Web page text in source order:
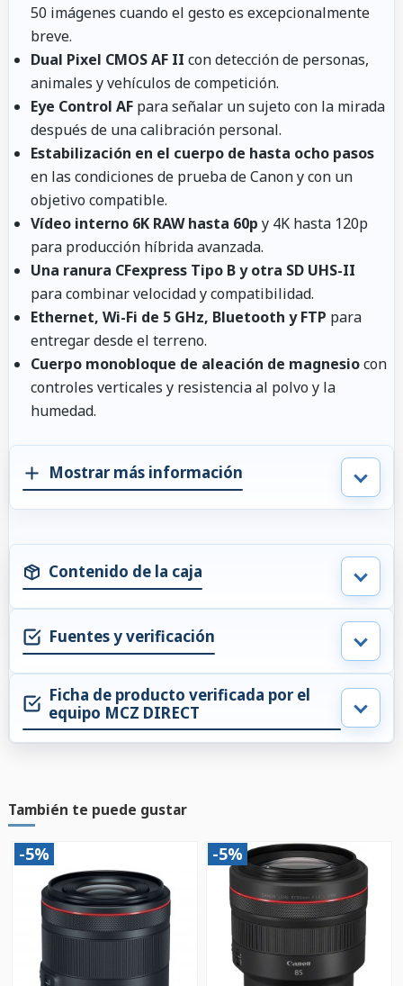
50 imágenes cuando el gesto es excepcionalmente
breve.
Dual Pixel CMOS AF II con detección de personas,
animales y vehículos de competición.
Eye Control AF para señalar un sujeto con la mirada
después de una calibración personal.
Estabilización en el cuerpo de hasta ocho pasos
en las condiciones de prueba de Canon y con un
objetivo compatible.
Vídeo interno 6K RAW hasta 60p y 4K hasta 120p
para producción híbrida avanzada.
Una ranura CFexpress Tipo B y otra SD UHS-II
para combinar velocidad y compatibilidad.
Ethernet, Wi-Fi de 5 GHz, Bluetooth y FTP para
entregar desde el terreno.
Cuerpo monobloque de aleación de magnesiocon
controles verticales y resistencia al polvo y la
humedad.
Mostrar más información
Contenido de la caja
Fuentes y verificación
Ficha de producto verificada por el
equipo MCZ DIRECT
También te puede gustar
-5% -5%